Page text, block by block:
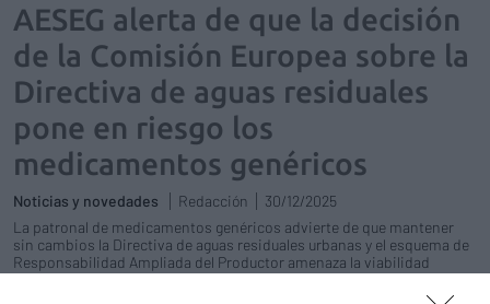
AESEG alerta de que la decisión
de la Comisión Europea sobre la
Directiva de aguas residuales
pone en riesgo los
medicamentos genéricos
Noticias y novedades Redacción
30/12/2025
La patronal de medicamentos genéricos advierte de que mantener
sin cambios la Directiva de aguas residuales urbanas y el esquema de
Responsabilidad Ampliada del Productor amenaza la viabilidad
económica de tratamientos esenciales en España